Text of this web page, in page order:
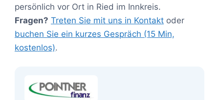
persönlich vor Ort in Ried im Innkreis.
Fragen? Treten Sie mit uns in Kontakt oder
buchen Sie ein kurzes Gespräch (15 Min,
kostenlos).